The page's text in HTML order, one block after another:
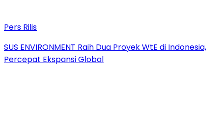
Pers Rilis
SUS ENVIRONMENT Raih Dua Proyek WtE di Indonesia,
Percepat Ekspansi Global